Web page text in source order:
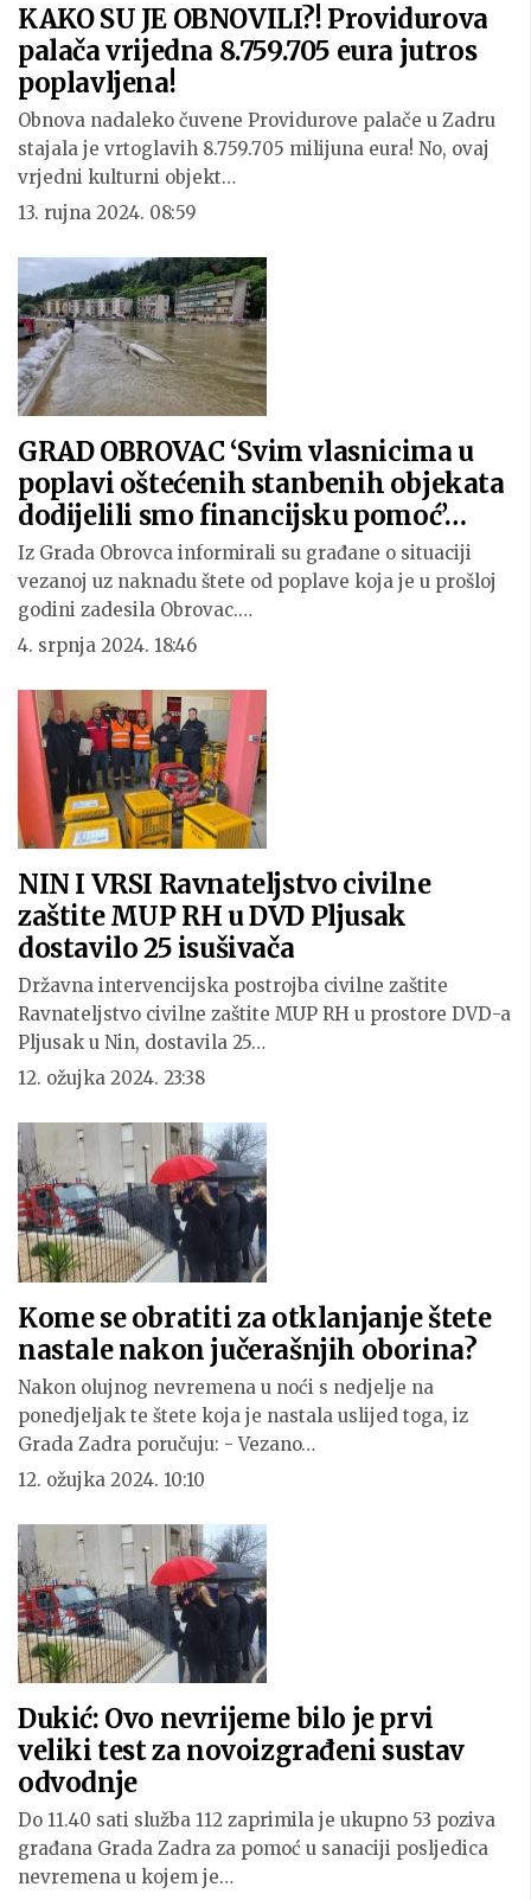
KAKO SU JE OBNOVILI?! Providurova
palača vrijedna 8.759.705 eura jutros
poplavljena!
Obnova nadaleko čuvene Providurove palače u Zadru
stajala je vrtoglavih 8.759.705 milijuna eura! No, ovaj
vrjedni kulturni objekt…
13. rujna 2024. 08:59
GRAD OBROVAC ‘Svim vlasnicima u
poplavi oštećenih stanbenih objekata
dodijelili smo financijsku pomoć’…
Iz Grada Obrovca informirali su građane o situaciji
vezanoj uz naknadu štete od poplave koja je u prošloj
godini zadesila Obrovac.…
4. srpnja 2024. 18:46
NIN I VRSI Ravnateljstvo civilne
zaštite MUP RH u DVD Pljusak
dostavilo 25 isušivača
Državna intervencijska postrojba civilne zaštite
Ravnateljstvo civilne zaštite MUP RH u prostore DVD-a
Pljusak u Nin, dostavila 25…
12. ožujka 2024. 23:38
Kome se obratiti za otklanjanje štete
nastale nakon jučerašnjih oborina?
Nakon olujnog nevremena u noći s nedjelje na
ponedjeljak te štete koja je nastala uslijed toga, iz
Grada Zadra poručuju: - Vezano…
12. ožujka 2024. 10:10
Dukić: Ovo nevrijeme bilo je prvi
veliki test za novoizgrađeni sustav
odvodnje
Do 11.40 sati služba 112 zaprimila je ukupno 53 poziva
građana Grada Zadra za pomoć u sanaciji posljedica
nevremena u kojem je…